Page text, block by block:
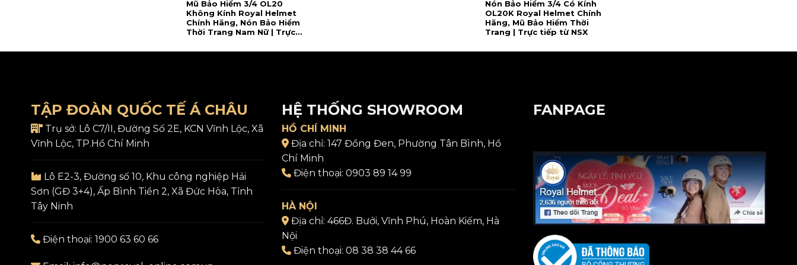
Mũ Bảo Hiểm 3/4 OL20
Không Kính Royal Helmet
Chính Hãng, Nón Bảo Hiểm
Thời Trang Nam Nữ | Trực
Nón Bảo Hiểm 3/4 Có Kính
OL20K Royal Helmet Chính
Hãng, Mũ Bảo Hiểm Thời
Trang | Trực tiếp từ NSX
TẬP ĐOÀN QUỐC TẾ Á CHÂU
Trụ sở: Lô C7/II, Đường Số 2E, KCN Vĩnh Lộc, Xã
Vĩnh Lộc, TP.Hồ Chí Minh
Lô E2-3, Đường số 10, Khu công nghiệp Hải
Sơn (GĐ 3+4), Ấp Bình Tiền 2, Xã Đức Hòa, Tỉnh
Tây Ninh
Điện thoại: 1900 63 60 66
HỆ THỐNG SHOWROOM
HỒ CHÍ MINH
Địa chỉ:147 Đồng Đen, Phường Tân Bình, Hồ
Chí Minh
Điện thoại:0903 89 14 99
HÀ NỘI
Địa chỉ:466Đ. Bưởi, Vĩnh Phú, Hoàn Kiếm, Hà
Nội
Điện thoại:08 38 38 44 66
FANPAGE